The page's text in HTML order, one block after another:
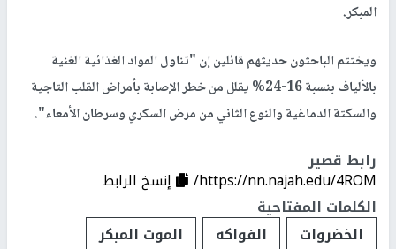
المبكر.
ويختتم الباحثون حديثهم قائلين إن "تناول المواد الغذائية الغنية
بالألياف بنسبة 16-24% يقلل من خطر الإصابة بأمراض القلب التاجية
والسكتة الدماغية والنوع الثاني من مرض السكري وسرطان الأمعاء".
رابط قصير
https://nn.najah.edu/4ROM/
إنسخ الرابط
الكلمات المفتاحية
الخضروات
الفواكه الموت المبكر